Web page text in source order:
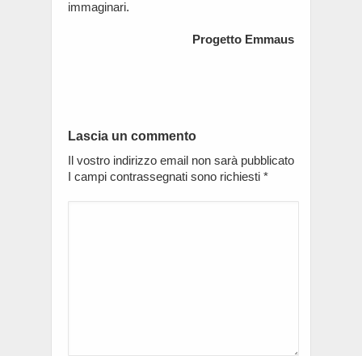
immaginari.
Progetto Emmaus
Lascia un commento
Il vostro indirizzo email non sarà pubblicato
I campi contrassegnati sono richiesti *